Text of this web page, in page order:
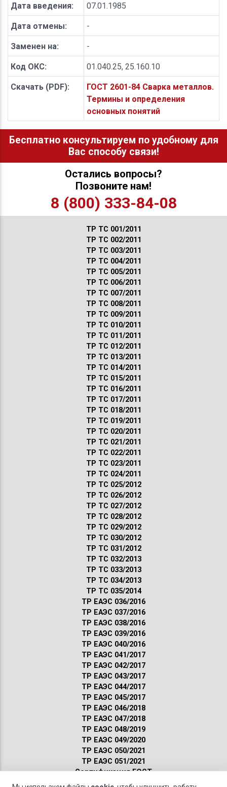
Дата введения: 07.01.1985
Дата отмены: -
Заменен на: -
Код ОКС: 01.040.25, 25.160.10
Скачать (PDF):
ГОСТ 2601-84 Сварка металлов.
Термины и определения
основных понятий
Бесплатно консультируем по удобному для
Вас способу связи!
Остались вопросы?
Позвоните нам!
8 (800) 333-84-08
ТР ТС 001/2011
ТР ТС 002/2011
ТР ТС 003/2011
ТР ТС 004/2011
ТР ТС 005/2011
ТР ТС 006/2011
ТР ТС 007/2011
ТР ТС 008/2011
ТР ТС 009/2011
ТР ТС 010/2011
ТР ТС 011/2011
ТР ТС 012/2011
ТР ТС 013/2011
ТР ТС 014/2011
ТР ТС 015/2011
ТР ТС 016/2011
ТР ТС 017/2011
ТР ТС 018/2011
ТР ТС 019/2011
ТР ТС 020/2011
ТР ТС 021/2011
ТР ТС 022/2011
ТР ТС 023/2011
ТР ТС 024/2011
ТР ТС 025/2012
ТР ТС 026/2012
ТР ТС 027/2012
ТР ТС 028/2012
ТР ТС 029/2012
ТР ТС 030/2012
ТР ТС 031/2012
ТР ТС 032/2013
ТР ТС 033/2013
ТР ТС 034/2013
ТР ТС 035/2014
ТР ЕАЭС 036/2016
ТР ЕАЭС 037/2016
ТР ЕАЭС 038/2016
ТР ЕАЭС 039/2016
ТР ЕАЭС 040/2016
ТР ЕАЭС 041/2017
ТР ЕАЭС 042/2017
ТР ЕАЭС 043/2017
ТР ЕАЭС 044/2017
ТР ЕАЭС 045/2017
ТР ЕАЭС 046/2018
ТР ЕАЭС 047/2018
ТР ЕАЭС 048/2019
ТР ЕАЭС 049/2020
ТР ЕАЭС 050/2021
ТР ЕАЭС 051/2021
Сертификация ГОСТ
Санитарные нормы